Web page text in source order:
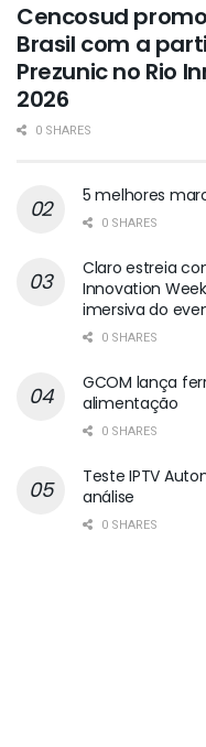
Cencosud
Brasil com a
Prezunic no Rio
2026
0 SHARES
5 melhores
0 SHARES
Claro estreia
Innovation
imersiva do
0 SHARES
GCOM lança
alimentação
0 SHARES
Teste IPTV
análise
0 SHARES